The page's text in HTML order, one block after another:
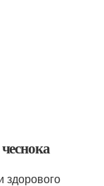
здорового